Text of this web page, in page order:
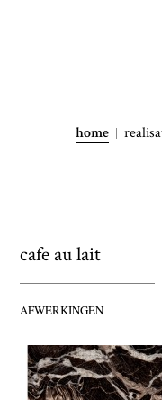
home
cafe au lait
AFWERKINGEN